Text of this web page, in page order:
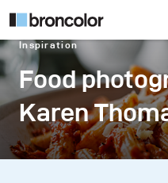
Inspiration
Food
Karen